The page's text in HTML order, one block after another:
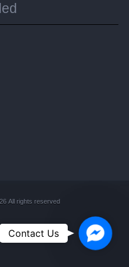
All rights reserved
Contact Us